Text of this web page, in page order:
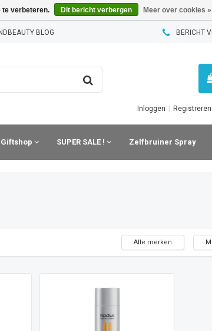
BLOG BERICHT
Inloggen Registreren
Giftshop SUPER SALE ! Zelfbruiner Spray
Alle merken
te verbeteren. Dit bericht verbergen Meer over cookies »